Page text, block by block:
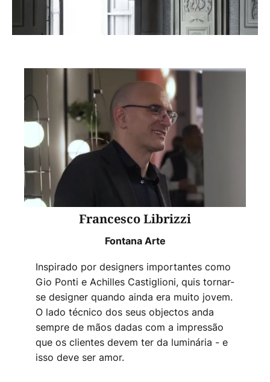
Francesco Librizzi
Fontana Arte
Inspirado por designers importantes como
Gio Ponti e Achilles Castiglioni, quis tornar-
se designer quando ainda era muito jovem.
O lado técnico dos seus objectos anda
sempre de mãos dadas com a impressão
que os clientes devem ter da luminária - e
isso deve ser amor.